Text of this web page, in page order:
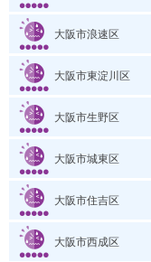
大阪市浪速区
大阪市東淀川区
大阪市生野区
大阪市城東区
大阪市住吉区
大阪市西成区